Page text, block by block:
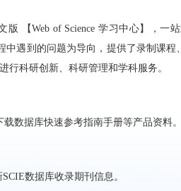
版 【Web of Science 学习中心】，一
中遇到的问题为导向，提供了录制课
行科研创新、科研管理和学科服务。
载数据库快速参考指南手册等产品资料。
数据库收录期刊信息。